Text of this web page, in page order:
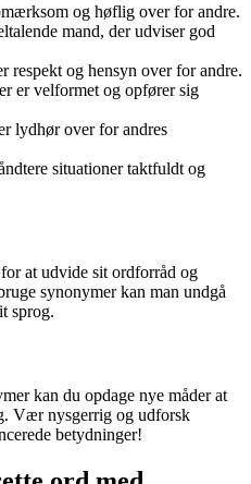
og høflig over for andre.
mand, der udviser god
respekt og hensyn over for andre.
er velformet og opfører sig
lydhør over for andres
situationer taktfuldt og
at udvide sit ordforråd og
synonymer kan man undgå
sprog.
kan du opdage nye måder at
Vær nysgerrig og udforsk
betydninger!